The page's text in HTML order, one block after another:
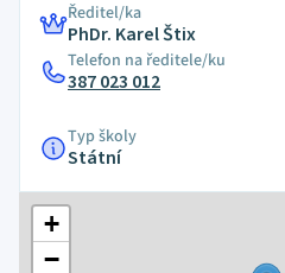
Ředitel/ka
PhDr. Karel Štix
Telefon na ředitele/ku
387 023 012
Typ školy
Státní
+
−